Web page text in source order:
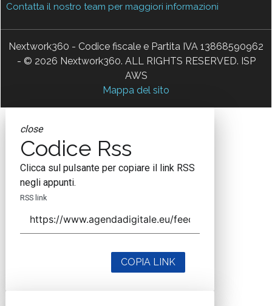
Contatta il nostro team per maggiori informazioni
Nextwork360 - Codice fiscale e Partita IVA 13868590962
- © 2026 Nextwork360. ALL RIGHTS RESERVED. ISP
AWS
Mappa del sito
close
Codice Rss
Clicca sul pulsante per copiare il link RSS
negli appunti.
RSS link
COPIA LINK